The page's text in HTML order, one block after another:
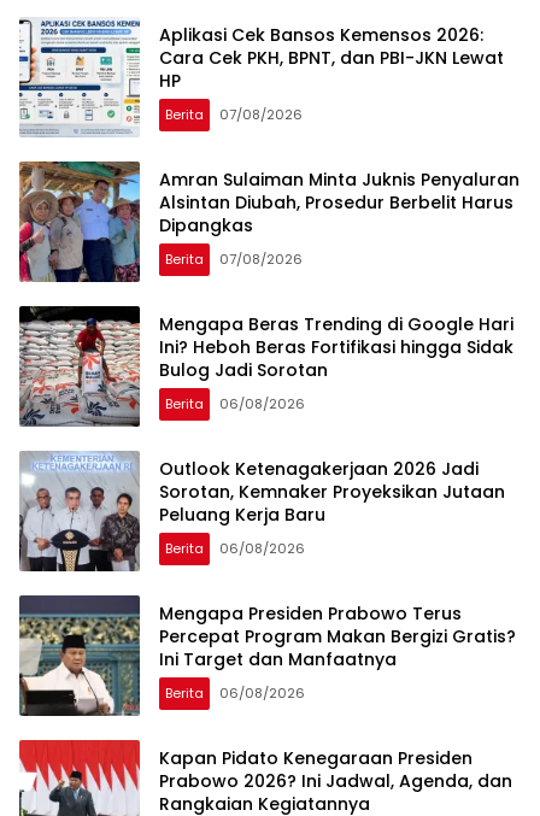
Aplikasi Cek Bansos Kemensos 2026:
Cara Cek PKH, BPNT, dan PBI-JKN Lewat
HP
Berita 07/08/2026
Amran Sulaiman Minta Juknis Penyaluran
Alsintan Diubah, Prosedur Berbelit Harus
Dipangkas
Berita 07/08/2026
Mengapa Beras Trending di Google Hari
Ini? Heboh Beras Fortifikasi hingga Sidak
Bulog Jadi Sorotan
Berita 06/08/2026
Outlook Ketenagakerjaan 2026 Jadi
Sorotan, Kemnaker Proyeksikan Jutaan
Peluang Kerja Baru
Berita 06/08/2026
Mengapa Presiden Prabowo Terus
Percepat Program Makan Bergizi Gratis?
Ini Target dan Manfaatnya
Berita 06/08/2026
Kapan Pidato Kenegaraan Presiden
Prabowo 2026? Ini Jadwal, Agenda, dan
Rangkaian Kegiatannya